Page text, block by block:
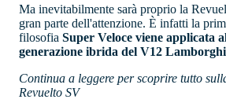
Ma inevitabilmente sarà proprio la
gran parte dell'attenzione. È infatti la
filosofia Super Veloce viene applicata
generazione ibrida del V12
Continua a leggere per scoprire tutto
Revuelto SV